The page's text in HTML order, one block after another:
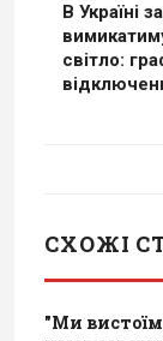
В Україні
світло:
СХОЖІ
"Ми